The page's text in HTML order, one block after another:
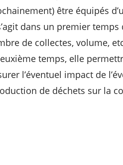
être équipés
dans un premier temps
de collectes, volume,
temps, elle
l’éventuel impact de
de déchets sur la